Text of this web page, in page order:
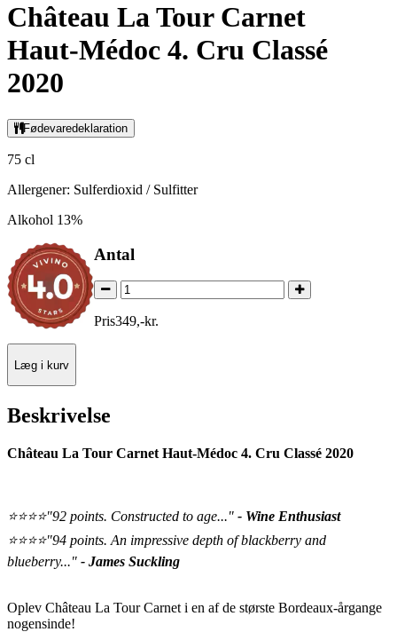
Château La Tour Carnet
Haut-Médoc 4. Cru Classé
2020
Fødevaredeklaration
75 cl
Allergener: Sulferdioxid / Sulfitter
Alkohol 13%
Antal
Pris349,-kr.
Læg i kurv
Beskrivelse
Château La Tour Carnet Haut-Médoc 4. Cru Classé 2020
⭐️⭐️⭐️⭐️"92 points. Constructed to age..." - Wine Enthusiast
⭐️⭐️⭐️⭐️"94 points. An impressive depth of blackberry and
blueberry..." - James Suckling
Oplev Château La Tour Carnet i en af de største Bordeaux-årgange
nogensinde!